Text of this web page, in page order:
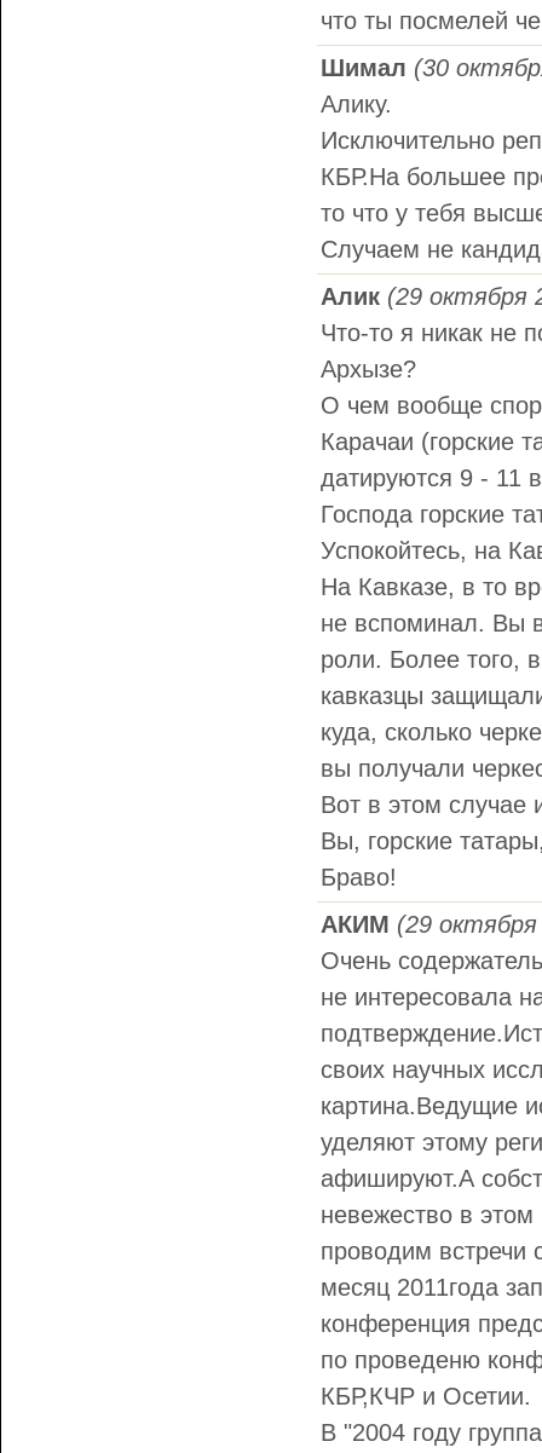
что ты посмелей
Шимал (30
Алику.
Исключительно
КБР.На большее
то что у тебя
Случаем не
Алик (29 октября
Что-то я никак не
Архызе?
О чем вообще
Карачаи (горские
датируются 9 - 11
Господа горские
Успокойтесь, на
На Кавказе, в то
не вспоминал. Вы
роли. Более того,
кавказцы
куда, сколько
вы получали
Вот в этом случае
Вы, горские
Браво!
АКИМ (29
Очень
не интересовала
своих научных
картина.Ведущие
уделяют этому
афишируют.А
невежество в
проводим встречи
месяц 2011года
конференция
по проведеню
КБР,КЧР и Осетии.
В "2004 году